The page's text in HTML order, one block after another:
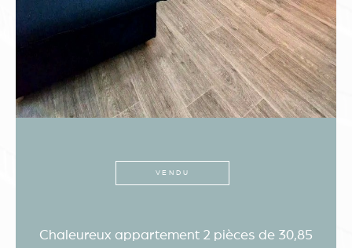
VENDU
Chaleureux appartement 2 pièces de 30,85